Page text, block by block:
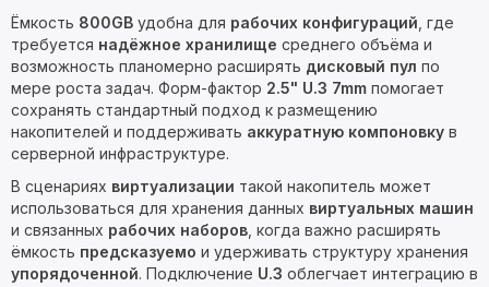
Ёмкость 800GB удобна для рабочих конфигураций , где
требуется надёжное хранилище среднего объёма и
возможность планомерно расширять дисковый пул по
мере роста задач. Форм-фактор 2.5" U.3 7mm помогает
сохранять стандартный подход к размещению
накопителей и поддерживать аккуратную компоновку в
серверной инфраструктуре.
В сценариях виртуализации такой накопитель может
использоваться для хранения данных виртуальных машин
и связанных рабочих наборов , когда важно расширять
ёмкость предсказуемо и удерживать структуру хранения
упорядоченной. Подключение U.3 облегчает интеграцию в